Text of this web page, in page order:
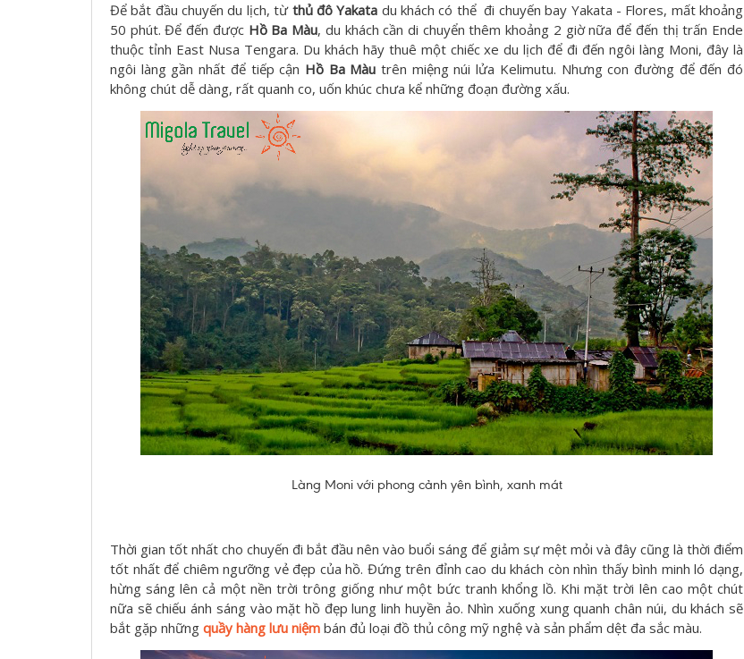
Để bắt đầu chuyến du lịch, từ thủ đô Yakata du khách có thể đi chuyến bay Yakata - Flores, mất khoảng
50 phút. Để đến được Hồ Ba Màu, du khách cần di chuyển thêm khoảng 2 giờ nữa để đến thị trấn Ende
thuộc tỉnh East Nusa Tengara. Du khách hãy thuê một chiếc xe du lịch để đi đến ngôi làng Moni, đây là
ngôi làng gần nhất để tiếp cận Hồ Ba Màu trên miệng núi lửa Kelimutu. Nhưng con đường để đến đó
không chút dễ dàng, rất quanh co, uốn khúc chưa kể những đoạn đường xấu.
Làng Moni với phong cảnh yên bình, xanh mát
Thời gian tốt nhất cho chuyến đi bắt đầu nên vào buổi sáng để giảm sự mệt mỏi và đây cũng là thời điểm
tốt nhất để chiêm ngưỡng vẻ đẹp của hồ. Đứng trên đỉnh cao du khách còn nhìn thấy bình minh ló dạng,
hừng sáng lên cả một nền trời trông giống như một bức tranh khổng lồ. Khi mặt trời lên cao một chút
nữa sẽ chiếu ánh sáng vào mặt hồ đẹp lung linh huyền ảo. Nhìn xuống xung quanh chân núi, du khách sẽ
bắt gặp những quầy hàng lưu niệm bán đủ loại đồ thủ công mỹ nghệ và sản phẩm dệt đa sắc màu.